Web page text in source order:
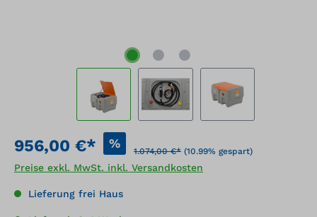
956,00 €* %
1.074,00 €* (10.99% gespart)
Preise exkl. MwSt. inkl. Versandkosten
Lieferung frei Haus